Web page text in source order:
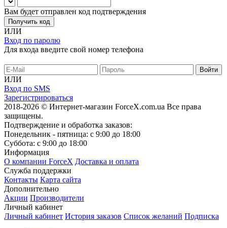
Вам будет отправлен код подтверждения
Получить код
ИЛИ
Вход по паролю
Для входа введите свой номер телефона
ИЛИ
Вход по SMS
Зарегистрироваться
2018-2026 © Интернет-магазин ForceX.com.ua Все права
защищены.
Подтверждение и обработка заказов:
Понедельник - пятница: с 9:00 до 18:00
Суббота: с 9:00 до 18:00
Информация
О компании ForceX Доставка и оплата
Служба поддержки
Контакты Карта сайта
Дополнительно
Акции Производители
Личный кабинет
Личный кабинет История заказов Список желаний Подписка